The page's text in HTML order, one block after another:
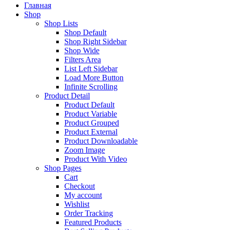
Главная
Shop
Shop Lists
Shop Default
Shop Right Sidebar
Shop Wide
Filters Area
List Left Sidebar
Load More Button
Infinite Scrolling
Product Detail
Product Default
Product Variable
Product Grouped
Product External
Product Downloadable
Zoom Image
Product With Video
Shop Pages
Cart
Checkout
My account
Wishlist
Order Tracking
Featured Products